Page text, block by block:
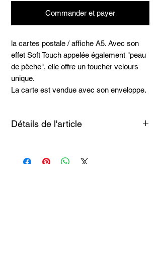
Commander et payer
la cartes postale / affiche A5. Avec son
effet Soft Touch appelée également "peau
de pêche", elle offre un toucher velours
unique.
La carte est vendue avec son enveloppe.
Détails de l'article
Touché soft